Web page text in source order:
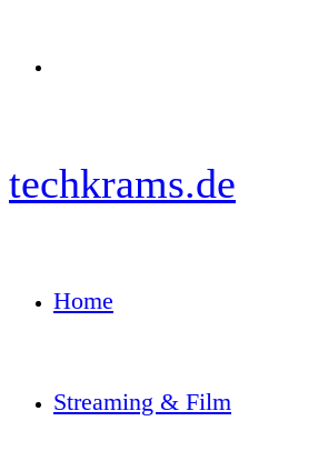
techkrams.de
Home
Streaming & Film